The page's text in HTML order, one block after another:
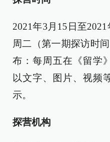
2021年3月15日至
周二（第一期探访时
布：每周五在《留学
以文字、图片、视频
示。
探营机构